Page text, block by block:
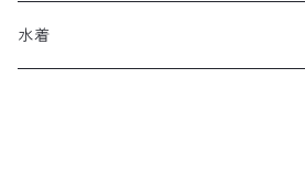
その他
帽子
ロングブーツ
リュック
水着